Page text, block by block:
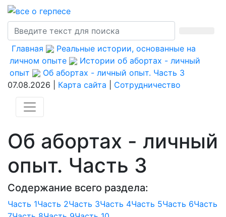
Главная
Реальные истории, основанные на
личном опыте
Истории об абортах - личный
опыт
Об абортах - личный опыт. Часть 3
07.08.2026 | Карта сайта Сотрудничество
Об абортах - личный
опыт. Часть 3
Содержание всего раздела:
Часть 1Часть 2Часть 3Часть 4Часть 5Часть 6Часть